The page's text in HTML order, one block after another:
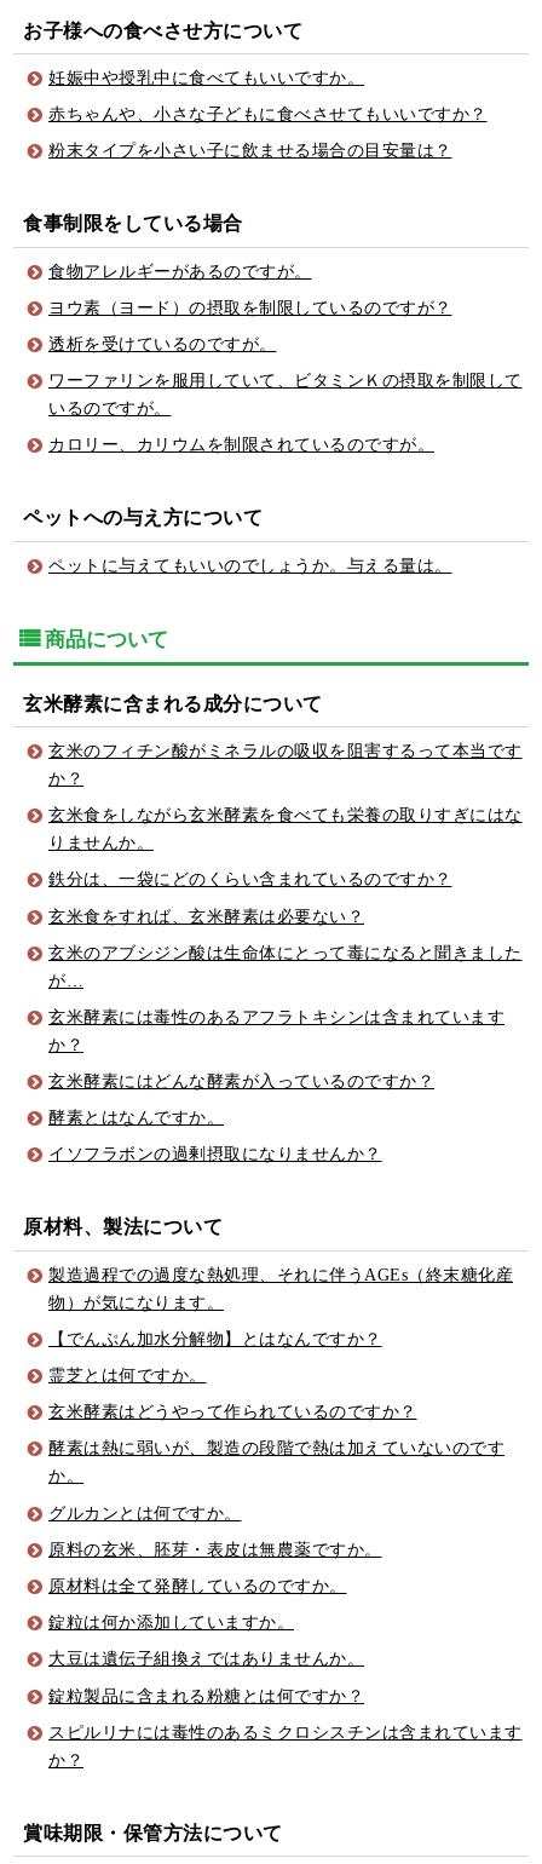
お子様への食べさせ方について
妊娠中や授乳中に食べてもいいですか。
赤ちゃんや、小さな子どもに食べさせてもいいですか？
粉末タイプを小さい子に飲ませる場合の目安量は？
食事制限をしている場合
食物アレルギーがあるのですが。
ヨウ素（ヨード）の摂取を制限しているのですが？
透析を受けているのですが。
ワーファリンを服用していて、ビタミンＫの摂取を制限して
いるのですが。
カロリー、カリウムを制限されているのですが。
ペットへの与え方について
ペットに与えてもいいのでしょうか。与える量は。
商品について
玄米酵素に含まれる成分について
玄米のフィチン酸がミネラルの吸収を阻害するって本当です
か？
玄米食をしながら玄米酵素を食べても栄養の取りすぎにはな
りませんか。
鉄分は、一袋にどのくらい含まれているのですか？
玄米食をすれば、玄米酵素は必要ない？
玄米のアブシジン酸は生命体にとって毒になると聞きました
が…
玄米酵素には毒性のあるアフラトキシンは含まれています
か？
玄米酵素にはどんな酵素が入っているのですか？
酵素とはなんですか。
イソフラボンの過剰摂取になりませんか？
原材料、製法について
製造過程での過度な熱処理、それに伴うAGEs（終末糖化産
物）が気になります。
【でんぷん加水分解物】とはなんですか？
霊芝とは何ですか。
玄米酵素はどうやって作られているのですか？
酵素は熱に弱いが、製造の段階で熱は加えていないのです
か。
グルカンとは何ですか。
原料の玄米、胚芽・表皮は無農薬ですか。
原材料は全て発酵しているのですか。
錠粒は何か添加していますか。
大豆は遺伝子組換えではありませんか。
錠粒製品に含まれる粉糖とは何ですか？
スピルリナには毒性のあるミクロシスチンは含まれています
か？
賞味期限・保管方法について